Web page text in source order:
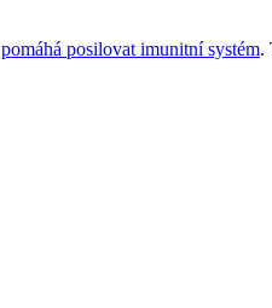
pomáhá posilovat imunitní systém.